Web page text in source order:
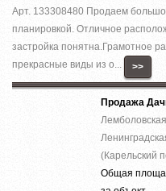
Арт. 133308480 Продаем
планировкой. Отличное
застройка понятна.Грамотное
прекрасные виды из о...
>>
Продажа
(Карельский
Общая